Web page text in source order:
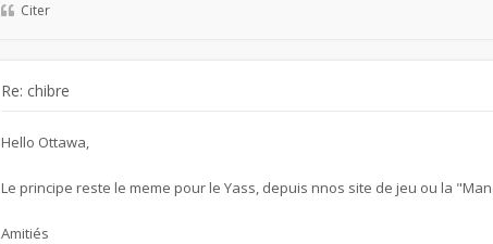
Citer
Re: chibre
Hello Ottawa,
Le principe reste le meme pour le Yass, depuis nnos site de jeu ou la
Amitiés